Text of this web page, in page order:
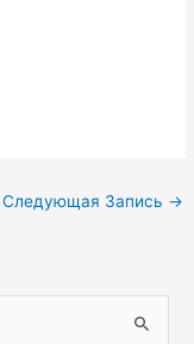
Следующая Запись →